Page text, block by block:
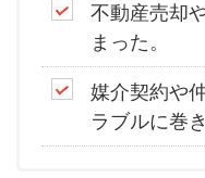
不動産売却
まった。
媒介契約や
ラブルに巻